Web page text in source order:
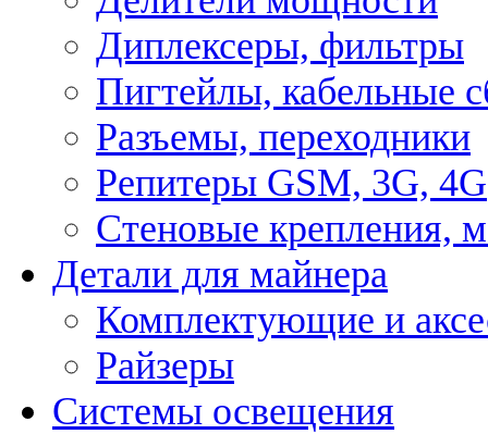
Диплексеры, фильтры
Пигтейлы, кабельные
Разъемы, переходники
Репитеры GSM, 3G, 4G
Стеновые крепления,
Детали для майнера
Комплектующие и
Райзеры
Системы освещения